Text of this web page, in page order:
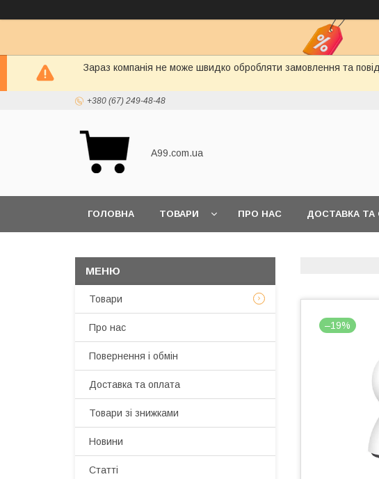
Зараз компанія не може швидко обробляти замовлення та
+380 (67) 249-48-48
A99.com.ua
ГОЛОВНА ТОВАРИ ПРО НАС ДОСТАВКА ТА
–19%
Товари
Про нас
Повернення і обмін
Доставка та оплата
Товари зі знижками
Новини
Статті